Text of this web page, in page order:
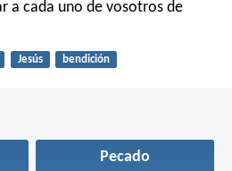
a cada uno de vosotros de
Jesús bendición
Pecado